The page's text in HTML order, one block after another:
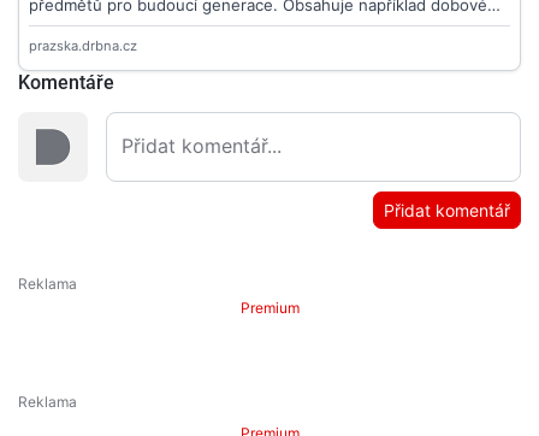
Komentáře
Přidat komentář
Premium